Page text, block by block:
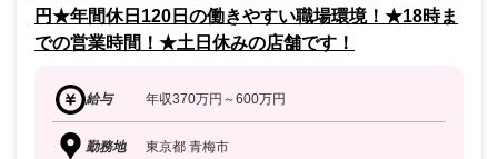
円★年間休日120日の働きやすい職場環境！★18時ま
での営業時間！★土日休みの店舗です！
給与 年収370万円～600万円
勤務地 東京都 青梅市